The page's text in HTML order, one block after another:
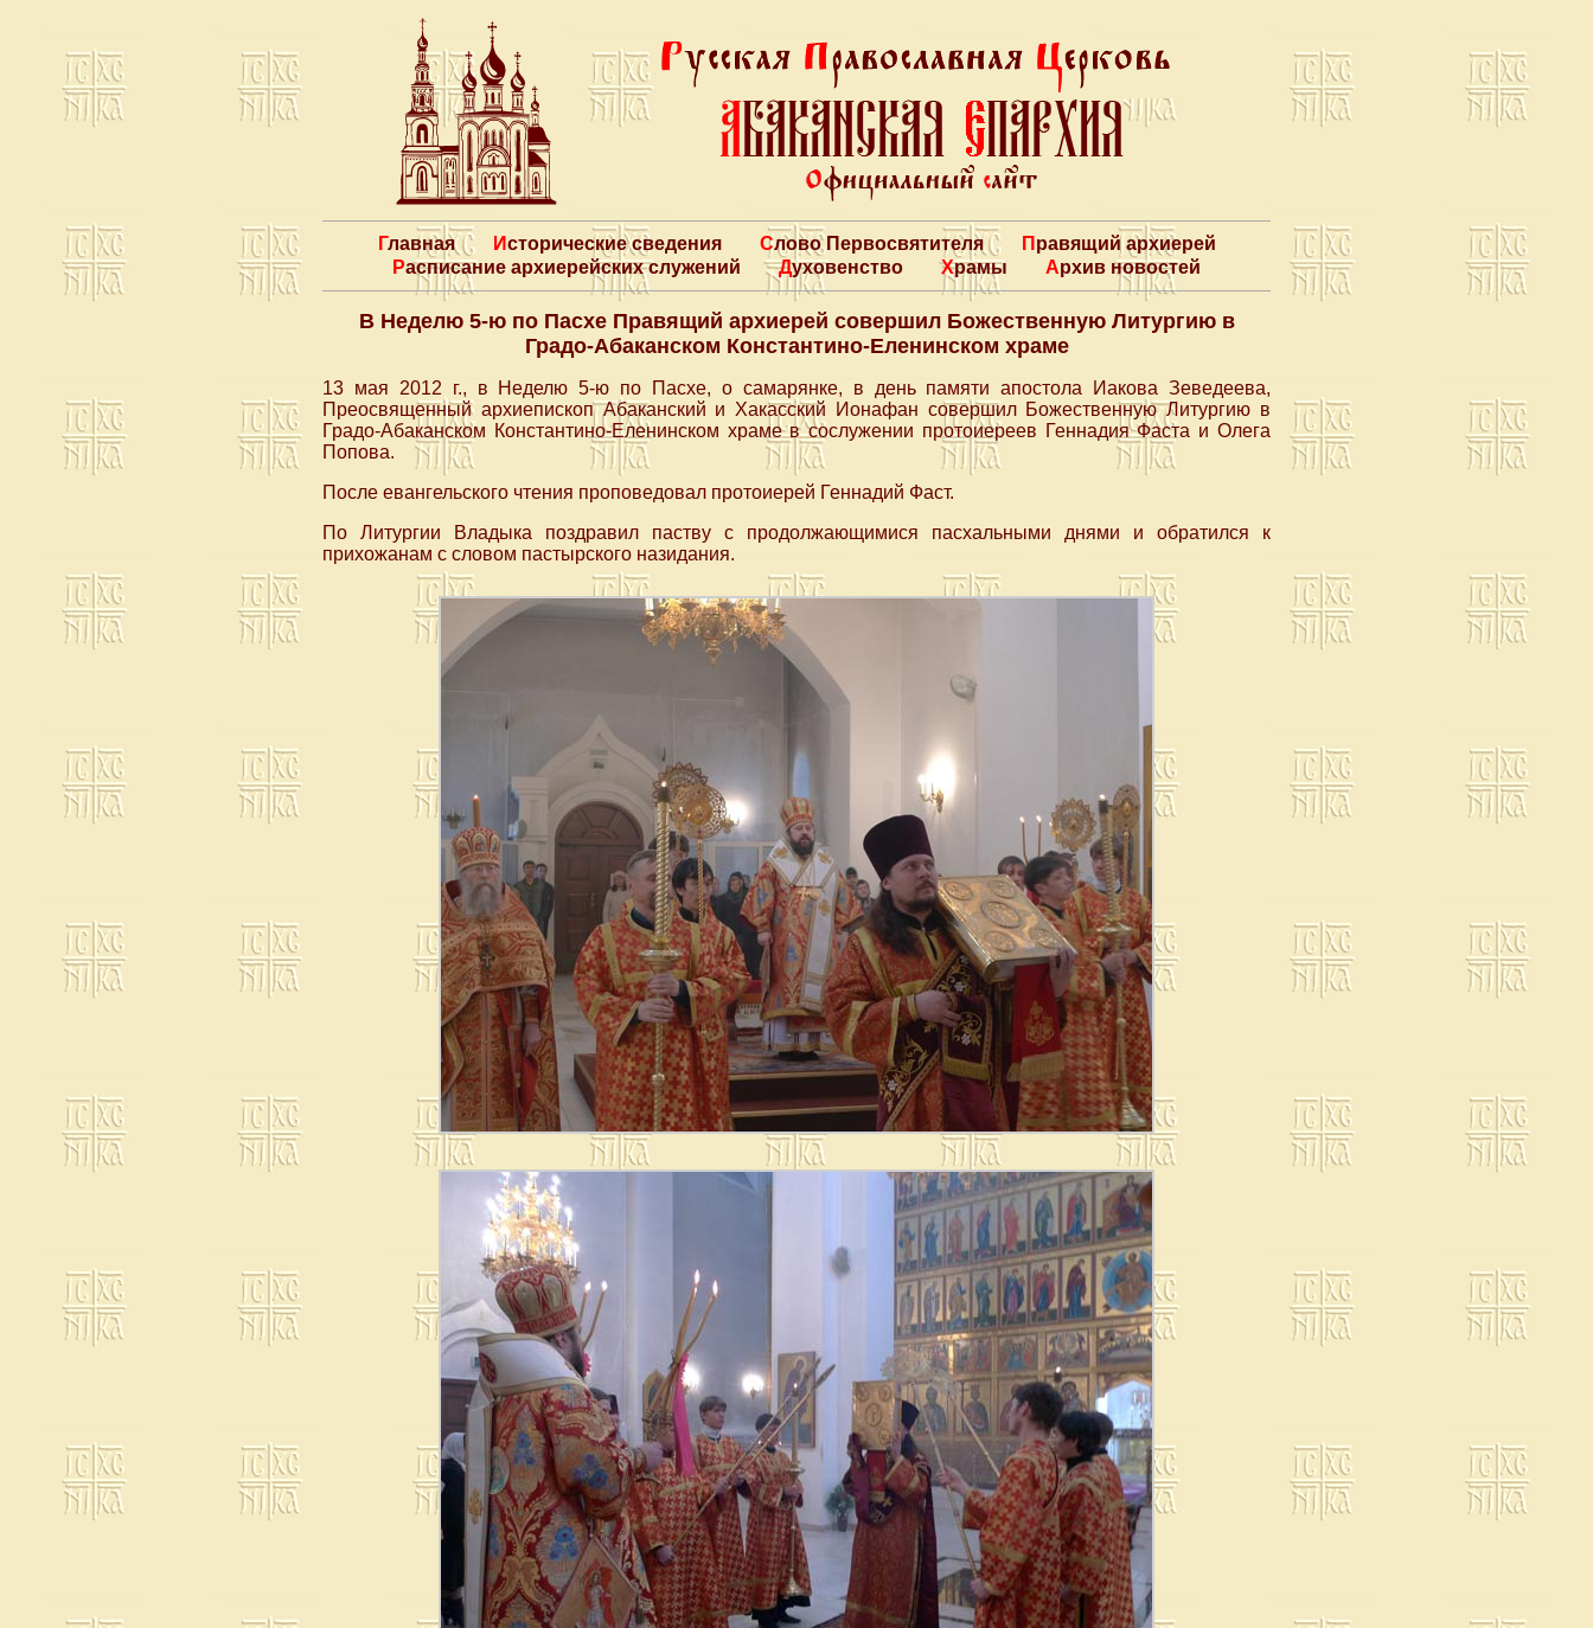
Главная Исторические сведения Слово Первосвятителя
Правящий архиерей
Расписание архиерейских служений
Духовенство Храмы Архив новостей
В Неделю 5-ю по Пасхе Правящий архиерей совершил Божественную Литургию в
Градо-Абаканском Константино-Еленинском храме
13 мая 2012 г., в Неделю 5-ю по Пасхе, о самарянке, в день памяти апостола Иакова Зеведеева,
Преосвященный архиепископ Абаканский и Хакасский Ионафан совершил Божественную Литургию в
Градо-Абаканском Константино-Еленинском храме в сослужении протоиереев Геннадия Фаста и Олега
Попова.
После евангельского чтения проповедовал протоиерей Геннадий Фаст.
По Литургии Владыка поздравил паству с продолжающимися пасхальными днями и обратился к
прихожанам с словом пастырского назидания.